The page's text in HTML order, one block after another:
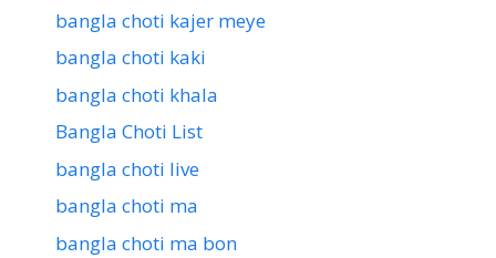
bangla choti kajer meye
bangla choti kaki
bangla choti khala
Bangla Choti List
bangla choti live
bangla choti ma
bangla choti ma bon